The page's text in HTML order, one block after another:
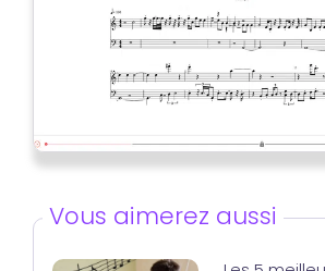
Vous aimerez aussi